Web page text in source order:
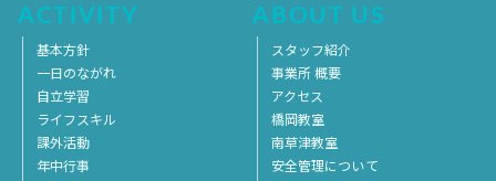
ACTIVITY
基本方針
一日のながれ
自立学習
ライフスキル
課外活動
年中行事
ABOUT US
スタッフ紹介
事業所 概要
アクセス
橋岡教室
南草津教室
安全管理について